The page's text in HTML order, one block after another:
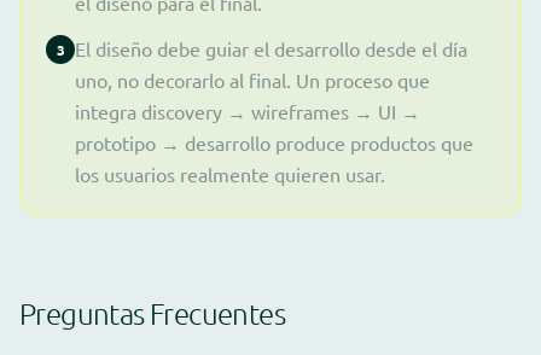
3
El diseño debe guiar el desarrollo desde el día
uno, no decorarlo al final. Un proceso que
integra discovery → wireframes → UI →
prototipo → desarrollo produce productos que
los usuarios realmente quieren usar.
Preguntas Frecuentes